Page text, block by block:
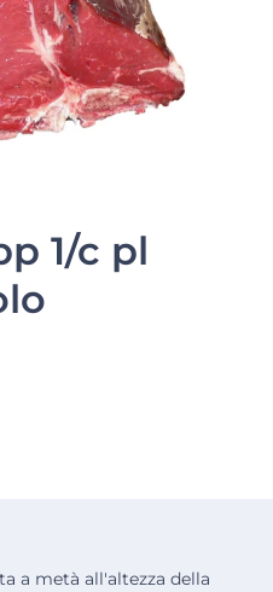
1/c pl
a metà all'altezza della